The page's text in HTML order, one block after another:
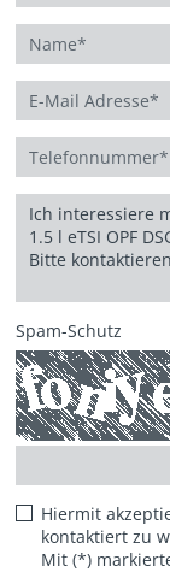
Spam-Schutz
Hiermit
kontaktiert zu
Mit (*)